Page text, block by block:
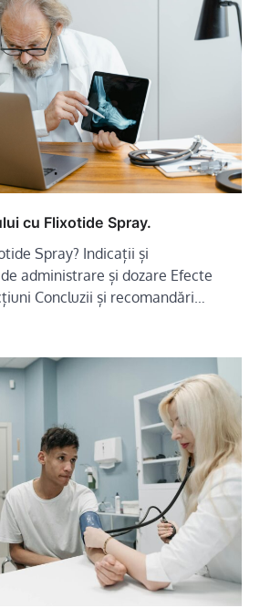
cu Flixotide Spray.
Spray? Indicații și
administrare și dozare Efecte
Concluzii și recomandări…